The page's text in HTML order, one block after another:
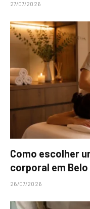
27/07/2026
Como escolher
corporal em
26/07/2026